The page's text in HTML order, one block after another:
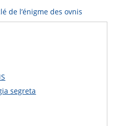
de l’énigme des ovnis
segreta